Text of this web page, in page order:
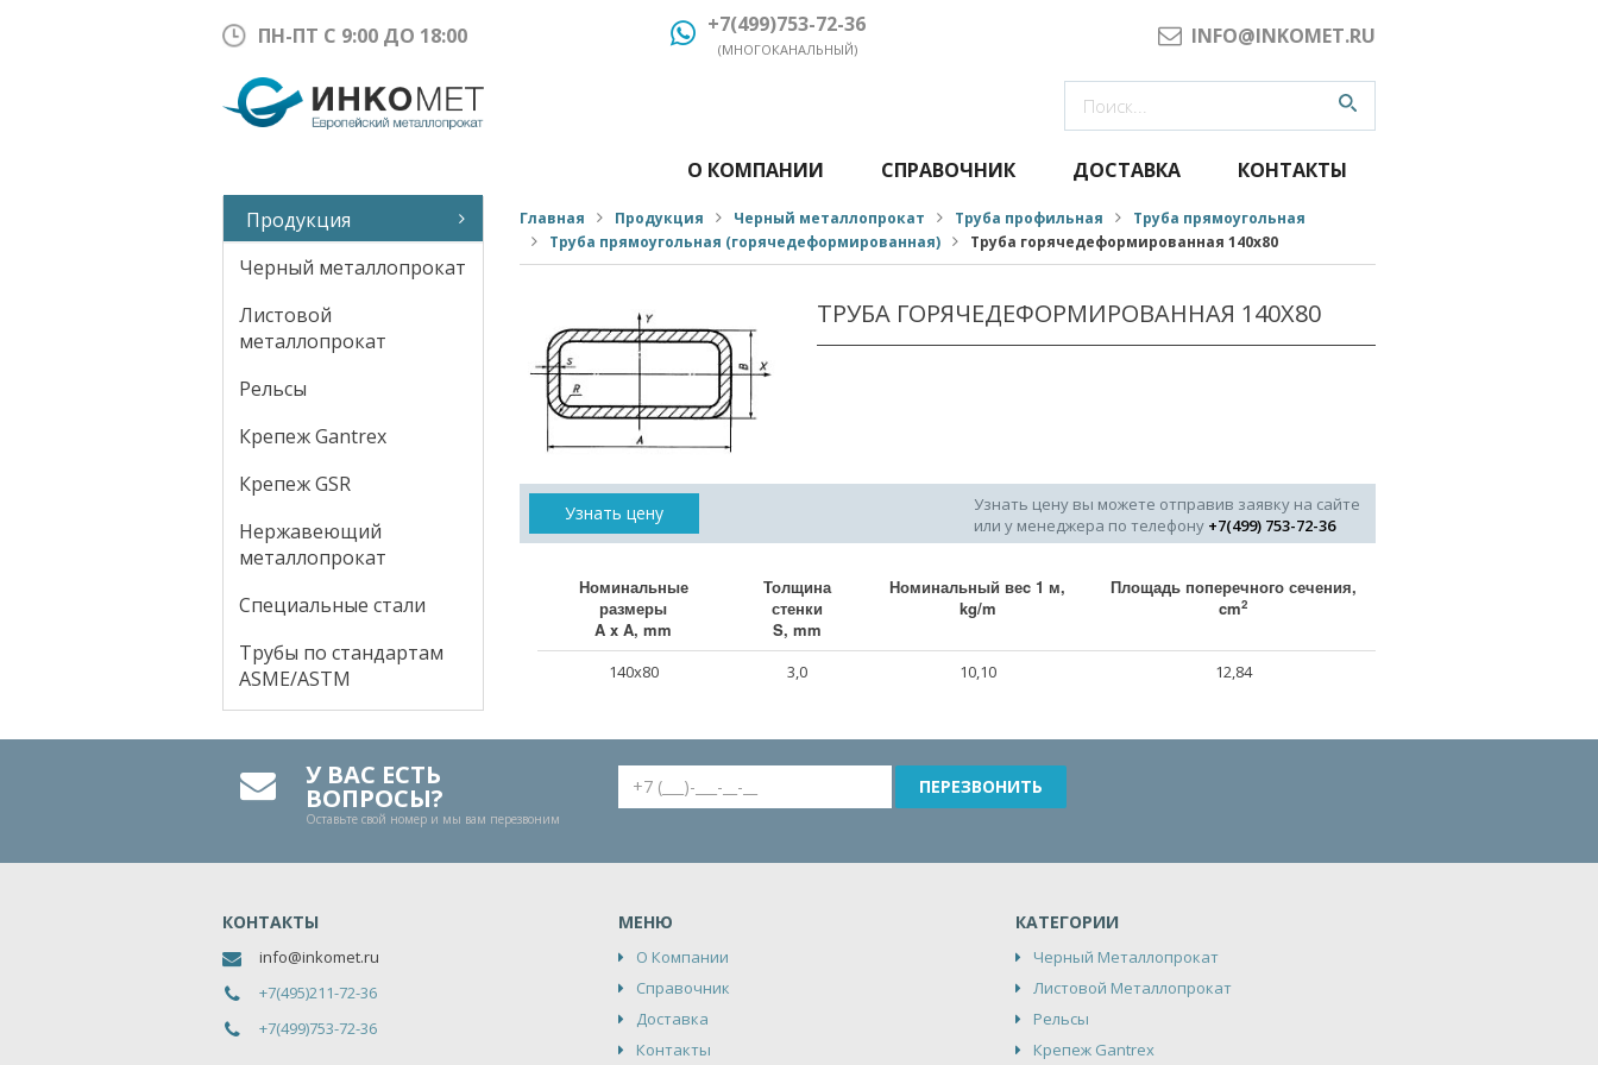
ПН-ПТ С 9:00 ДО 18:00 +7(499)753-72-36
(МНОГОКАНАЛЬНЫЙ)
INFO@INKOMET.RU
Продукция
Черный металлопрокат
Листовой
металлопрокат
Рельсы
Крепеж Gantrex
Крепеж GSR
Нержавеющий
металлопрокат
Специальные стали
Трубы по стандартам
ASME/ASTM
О КОМПАНИИ СПРАВОЧНИК ДОСТАВКА КОНТАКТЫ
Главная Продукция Черный металлопрокат Труба профильная
Труба прямоугольная
Труба прямоугольная (горячедеформированная)
Труба горячедеформированная 140x80
ТРУБА ГОРЯЧЕДЕФОРМИРОВАННАЯ 140X80
Узнать цену
Узнать цену вы можете отправив заявку на сайте
или у менеджера по телефону +7(499) 753-72-36
Номинальные
размеры
A x A, mm
Толщина
стенки
S, mm
Номинальный веc 1 м,
kg/m
Площадь поперечного сечения,
cm2
140x80 3,0 10,10 12,84
У ВАС ЕСТЬ
ВОПРОСЫ?
Оставьте свой номер и мы вам перезвоним
КОНТАКТЫ
info@inkomet.ru
+7(495)211-72-36
+7(499)753-72-36
МЕНЮ
О Компании
Справочник
Доставка
Контакты
КАТЕГОРИИ
Черный Металлопрокат
Листовой Металлопрокат
Рельсы
Крепеж Gantrex